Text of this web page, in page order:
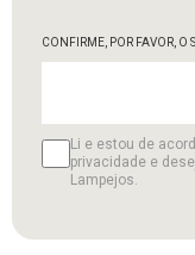
CONFIRME, POR FAVOR, O
Li e estou de
privacidade e
Lampejos.